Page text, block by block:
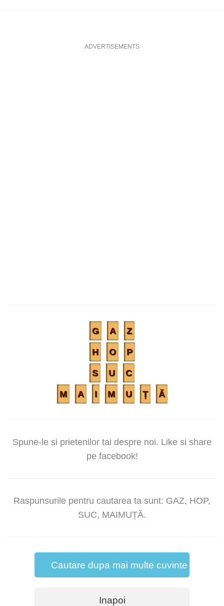
ADVERTISEMENTS
G A Z
H O P
S U C
M A I M U Ț Ă
Spune-le si prietenilor tai despre noi. Like si share
pe facebook!
Raspunsurile pentru cautarea ta sunt: GAZ, HOP,
SUC, MAIMUȚĂ.
Cautare dupa mai multe cuvinte
Inapoi